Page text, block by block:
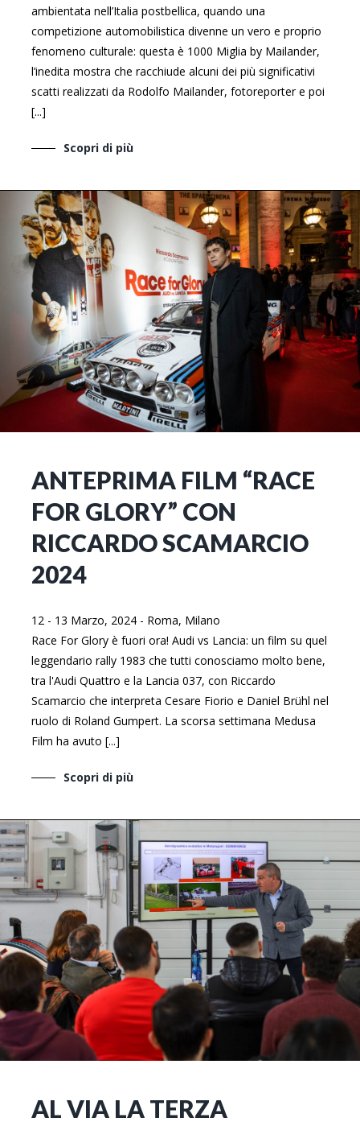
ambientata nell’Italia postbellica, quando una
competizione automobilistica divenne un vero e proprio
fenomeno culturale: questa è 1000 Miglia by Mailander,
l’inedita mostra che racchiude alcuni dei più significativi
scatti realizzati da Rodolfo Mailander, fotoreporter e poi
[...]
Scopri di più
ANTEPRIMA FILM “RACE
FOR GLORY” CON
RICCARDO SCAMARCIO
2024
12 - 13 Marzo, 2024 - Roma, Milano
Race For Glory è fuori ora! Audi vs Lancia: un film su quel
leggendario rally 1983 che tutti conosciamo molto bene,
tra l'Audi Quattro e la Lancia 037, con Riccardo
Scamarcio che interpreta Cesare Fiorio e Daniel Brühl nel
ruolo di Roland Gumpert. La scorsa settimana Medusa
Film ha avuto [...]
Scopri di più
AL VIA LA TERZA